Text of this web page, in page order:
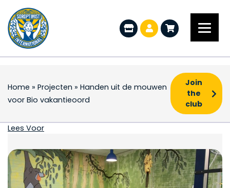
Home » Projecten » Handen uit de mouwen
voor Bio vakantieoord
Join
the
club
Handen uit de
Lees Voor